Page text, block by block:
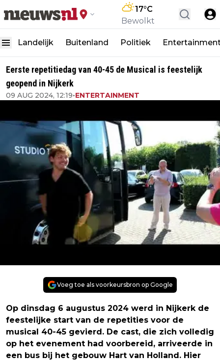
17°C
Bewolkt
Landelijk Buitenland Politiek
Eerste repetitiedag van 40-45 de Musical is feestelijk
geopend in Nijkerk
09 AUG 2024, 12:19•ENTERTAINMENT
Voeg toe als voorkeursbron op Google
Op dinsdag 6 augustus 2024 werd in Nijkerk de
feestelijke start van de repetities voor de
musical 40-45 gevierd. De cast, die zich volledig
op het evenement had voorbereid, arriveerde in
een bus bij het gebouw Hart van Holland. Hier